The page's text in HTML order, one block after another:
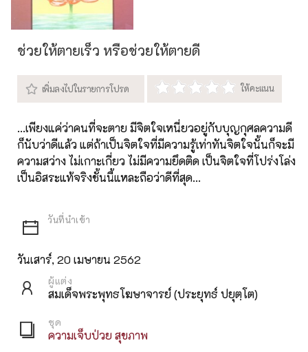
ช่วยให้ตายเร็ว หรือช่วยให้ตายดี
...เพียงแค่ว่าคนที่จะตาย มีจิตใจเหนี่ยวอยู่กับบุญกุศลความดี
ก็นับว่าดีแล้ว แต่ถ้าเป็นจิตใจที่มีความรู้เท่าทันจิตใจนั้นก็จะมี
ความสว่าง ไม่เกาะเกี่ยว ไม่มีความยึดติด เป็นจิตใจที่โปร่งโล่ง
เป็นอิสระแท้จริงชั้นนี้แหละถือว่าดีที่สุด...
วันเสาร์, 20 เมษายน 2562
ผู้แต่ง
สมเด็จพระพุทธโฆษาจารย์ (ประยุทธ์ ปยุตฺโต)
ชุด
ความเจ็บป่วย สุขภาพ